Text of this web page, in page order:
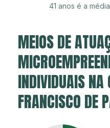
41 anos é a
MEIOS DE
INDIVIDUAIS NA
FRANCISCO DE